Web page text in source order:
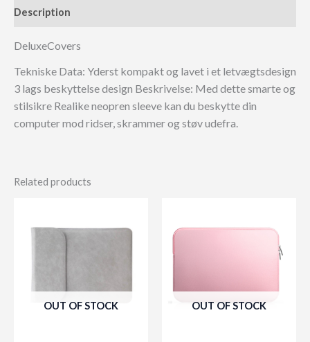
Description
DeluxeCovers
Tekniske Data: Yderst kompakt og lavet i et letvægtsdesign
3 lags beskyttelse design Beskrivelse: Med dette smarte og
stilsikre Realike neopren sleeve kan du beskytte din
computer mod ridser, skrammer og støv udefra.
Related products
OUT OF STOCK OUT OF STOCK